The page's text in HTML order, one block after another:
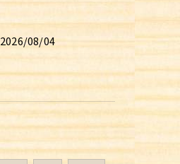
2026/08/04